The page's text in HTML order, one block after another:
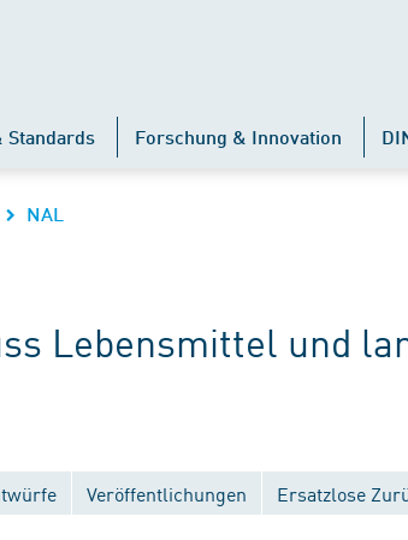
Standards Forschung & Innovation
NAL
Lebensmittel und
Veröffentlichungen Ersatzlose